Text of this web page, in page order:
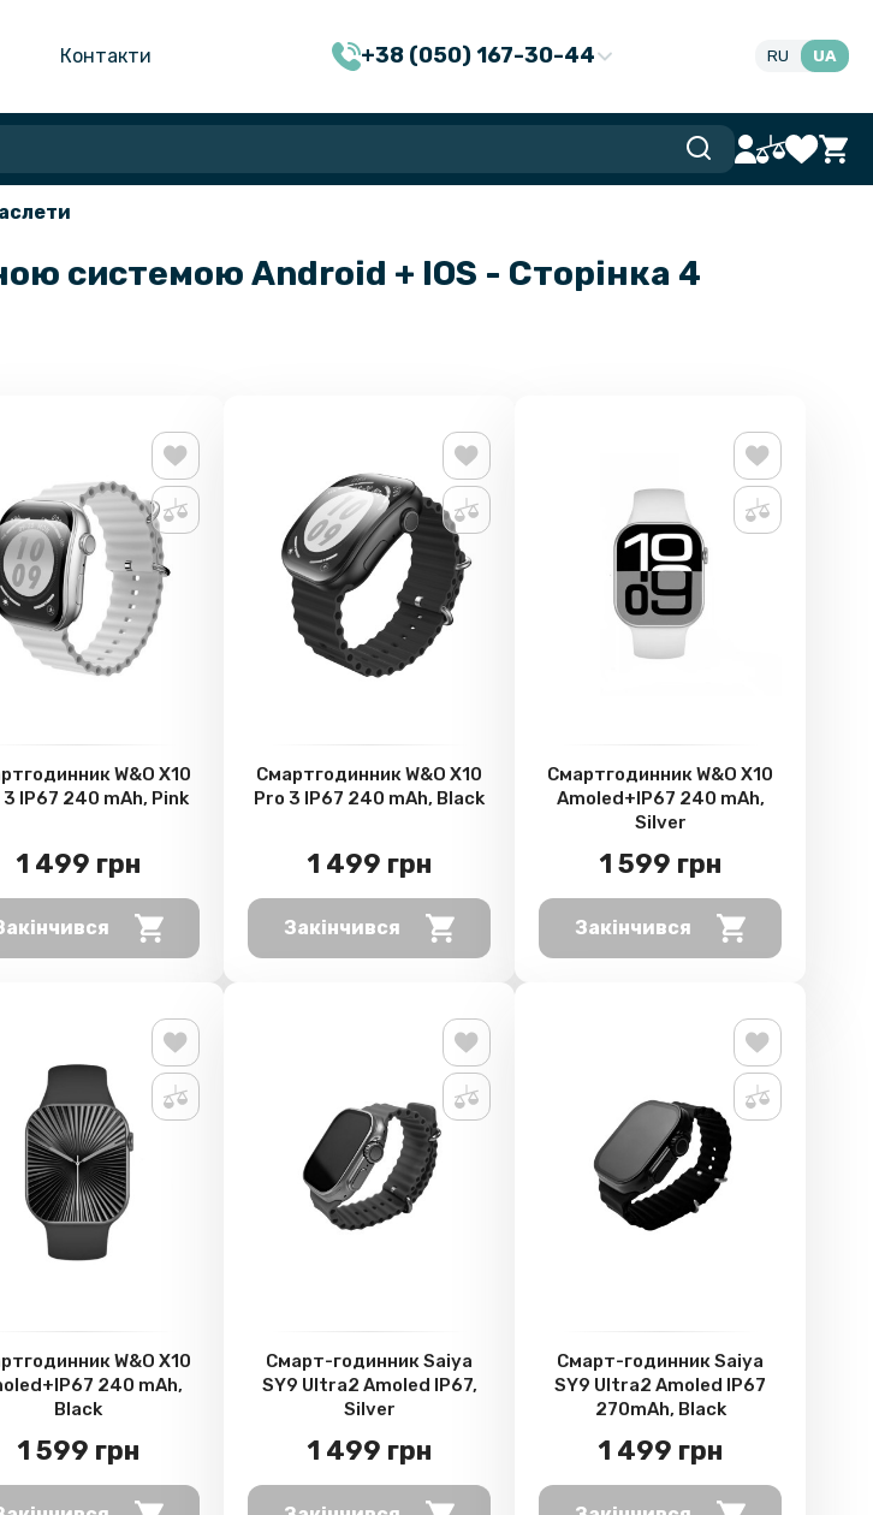
Контакти +38 (050) 167-30-44 RU UA
системою Android + IOS - Сторінка 4
W&O X10
3 IP67 240 mAh, Pink
1 499 грн
Смартгодинник W&O X10
Pro 3 IP67 240 mAh, Black
1 499 грн
Закінчився
Смартгодинник W&O X10
Amoled+IP67 240 mAh,
Silver
1 599 грн
Закінчився
W&O X10
240 mAh,
Black
1 599 грн
Смарт-годинник Saiya
SY9 Ultra2 Amoled IP67,
Silver
1 499 грн
Смарт-годинник Saiya
SY9 Ultra2 Amoled IP67
270mAh, Black
1 499 грн